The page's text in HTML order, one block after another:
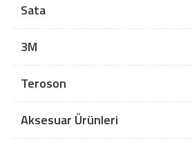
Sata
3M
Teroson
Aksesuar Ürünleri